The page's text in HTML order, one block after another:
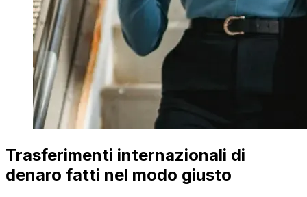
Trasferimenti internazionali di
denaro fatti nel modo giusto